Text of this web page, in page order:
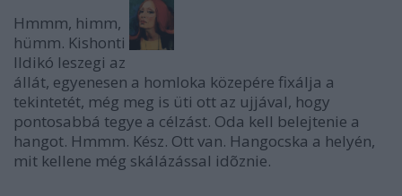
Hmmm, himm,
hümm. Kishonti
Ildikó leszegi az
állát, egyenesen a homloka közepére fixálja a
tekintetét, még meg is üti ott az ujjával, hogy
pontosabbá tegye a célzást. Oda kell belejtenie a
hangot. Hmmm. Kész. Ott van. Hangocska a helyén,
mit kellene még skálázással idõznie.